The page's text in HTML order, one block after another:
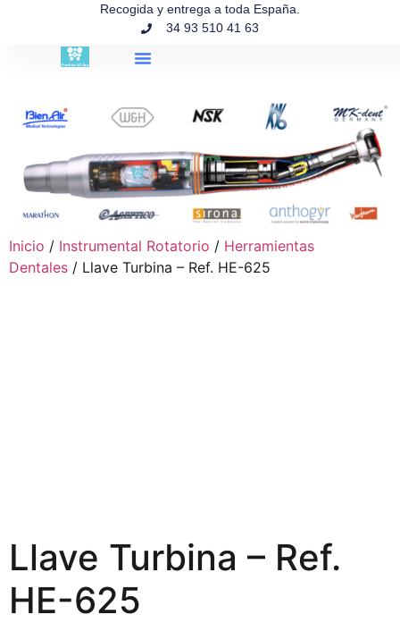
Recogida y entrega a toda España.
34 93 510 41 63
Inicio / Instrumental Rotatorio / Herramientas
Dentales / Llave Turbina – Ref. HE-625
Llave Turbina – Ref.
HE-625